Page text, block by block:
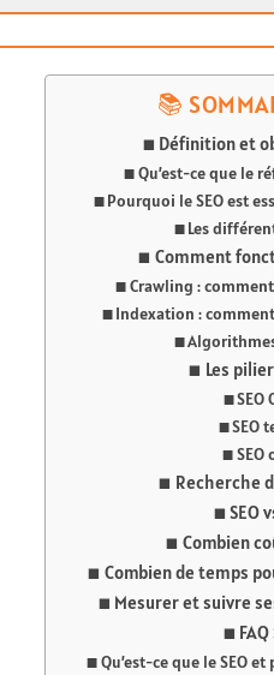
Définition et
Qu’est-ce que le
Pourquoi le SEO est
Les
Comment
Crawling :
Indexation :
Les
SEO
SEO
Recherche
SEO
Combien
Combien de temps
Mesurer et suivre
FAQ
Qu’est-ce que le SEO